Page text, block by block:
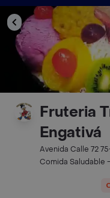
Fruteria
Engativá
Avenida Calle 72
Comida Saludable